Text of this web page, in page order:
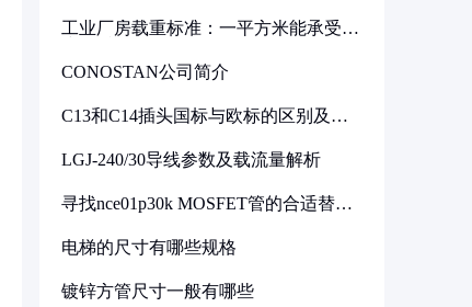
工业厂房载重标准：一平方米能承受多
CONOSTAN公司简介
C13和C14插头国标与欧标的区别及其
LGJ-240/30导线参数及载流量解析
寻找nce01p30k MOSFET管的合适替代
电梯的尺寸有哪些规格
镀锌方管尺寸一般有哪些